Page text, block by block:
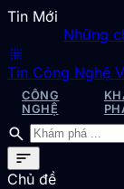
Tin Mới
Những chú
blur_on
Tin Công Nghệ
CÔNG
NGHỆ
search
sort
Chủ đề